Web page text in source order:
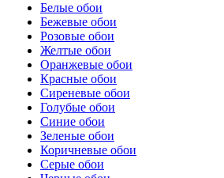
Белые обои
Бежевые обои
Розовые обои
Желтые обои
Оранжевые обои
Красные обои
Сиреневые обои
Голубые обои
Синие обои
Зеленые обои
Коричневые обои
Серые обои